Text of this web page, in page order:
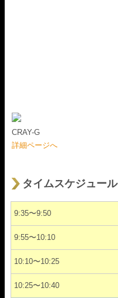
CRAY-G
詳細ページへ
タイムスケジュール
9:35〜9:50
9:55〜10:10
10:10〜10:25
10:25〜10:40